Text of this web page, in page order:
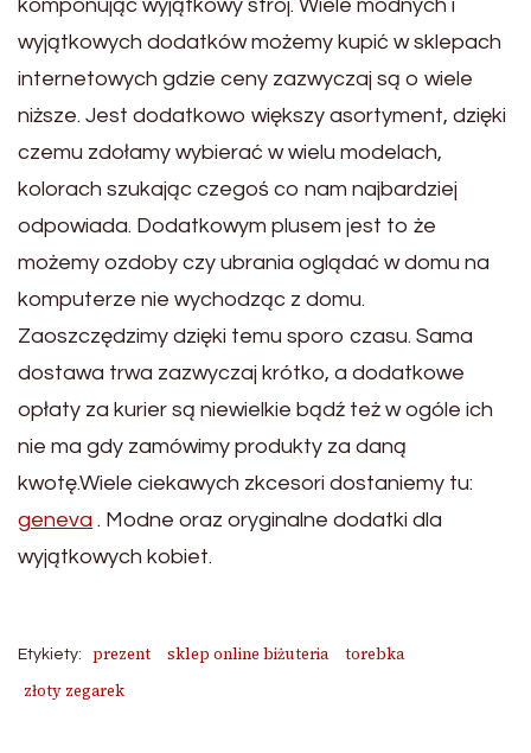
komponując wyjątkowy strój. Wiele modnych i
wyjątkowych dodatków możemy kupić w sklepach
internetowych gdzie ceny zazwyczaj są o wiele
niższe. Jest dodatkowo większy asortyment, dzięki
czemu zdołamy wybierać w wielu modelach,
kolorach szukając czegoś co nam najbardziej
odpowiada. Dodatkowym plusem jest to że
możemy ozdoby czy ubrania oglądać w domu na
komputerze nie wychodząc z domu.
Zaoszczędzimy dzięki temu sporo czasu. Sama
dostawa trwa zazwyczaj krótko, a dodatkowe
opłaty za kurier są niewielkie bądź też w ogóle ich
nie ma gdy zamówimy produkty za daną
kwotę.Wiele ciekawych zkcesori dostaniemy tu:
geneva . Modne oraz oryginalne dodatki dla
wyjątkowych kobiet.
Etykiety: prezent sklep online biżuteria
torebka
złoty zegarek